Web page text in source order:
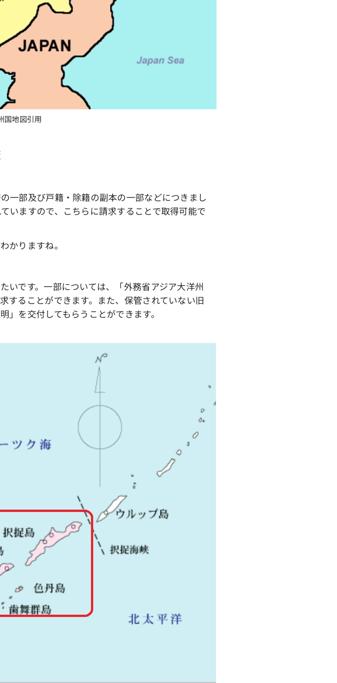
国地図引用
部及び戸籍・除籍の副本の一部などにつきまし
いますので、こちらに請求することで取得可能で
かりますね。
です。一部については、「外務省アジア大洋州
することができます。また、保管されていない旧
を交付してもらうことができます。